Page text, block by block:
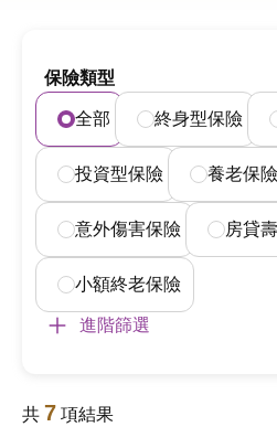
保險類型
全部 終身型保險
投資型保險 養老保險
意外傷害保險 房貸
小額終老保險
進階篩選
共 7 項結果